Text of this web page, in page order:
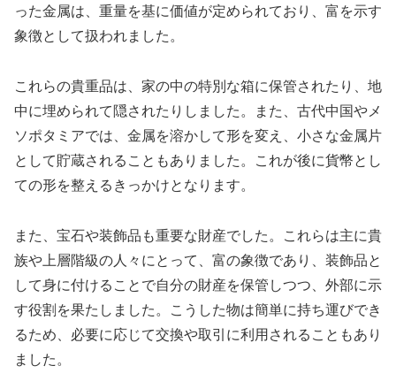
った金属は、重量を基に価値が定められており、富を示す
象徴として扱われました。
これらの貴重品は、家の中の特別な箱に保管されたり、地
中に埋められて隠されたりしました。また、古代中国やメ
ソポタミアでは、金属を溶かして形を変え、小さな金属片
として貯蔵されることもありました。これが後に貨幣とし
ての形を整えるきっかけとなります。
また、宝石や装飾品も重要な財産でした。これらは主に貴
族や上層階級の人々にとって、富の象徴であり、装飾品と
して身に付けることで自分の財産を保管しつつ、外部に示
す役割を果たしました。こうした物は簡単に持ち運びでき
るため、必要に応じて交換や取引に利用されることもあり
ました。